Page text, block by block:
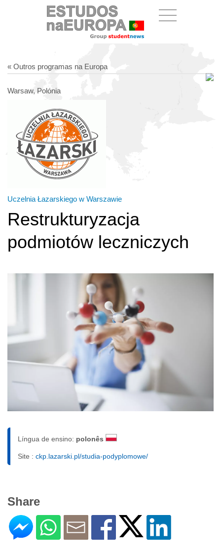
« Outros programas na Europa
Warsaw, Polónia
Uczelnia Łazarskiego w Warszawie
Restrukturyzacja
podmiotów leczniczych
Língua de ensino: polonês
Site : ckp.lazarski.pl/studia-podyplomowe/
Share